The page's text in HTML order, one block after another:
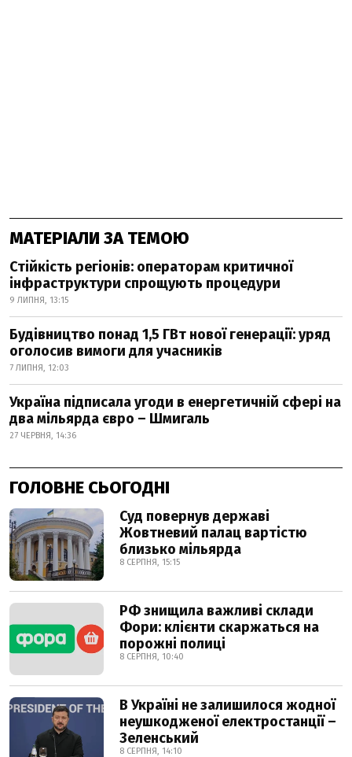
МАТЕРІАЛИ ЗА ТЕМОЮ
Стійкість регіонів: операторам критичної
інфраструктури спрощують процедури
9 ЛИПНЯ, 13:15
Будівництво понад 1,5 ГВт нової генерації: уряд
оголосив вимоги для учасників
7 ЛИПНЯ, 12:03
Україна підписала угоди в енергетичній сфері на
два мільярда євро – Шмигаль
27 ЧЕРВНЯ, 14:36
ГОЛОВНЕ СЬОГОДНІ
Суд повернув державі
Жовтневий палац вартістю
близько мільярда
8 СЕРПНЯ, 15:15
РФ знищила важливі склади
Фори: клієнти скаржаться на
порожні полиці
8 СЕРПНЯ, 10:40
В Україні не залишилося жодної
неушкодженої електростанції –
Зеленський
8 СЕРПНЯ, 14:10